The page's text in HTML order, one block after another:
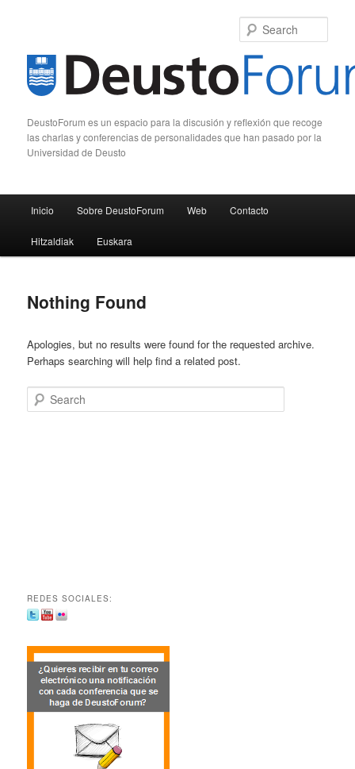
DeustoForum es un espacio para la discusión y reflexión que recoge
las charlas y conferencias de personalidades que han pasado por la
Universidad de Deusto
Skip to primary content
Skip to secondary content
Inicio Sobre DeustoForum Web Contacto
Hitzaldiak Euskara
Nothing Found
Apologies, but no results were found for the requested archive.
Perhaps searching will help find a related post.
Search
REDES SOCIALES: